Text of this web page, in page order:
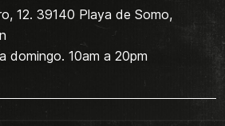
12. 39140 Playa de Somo,
domingo. 10am a 20pm